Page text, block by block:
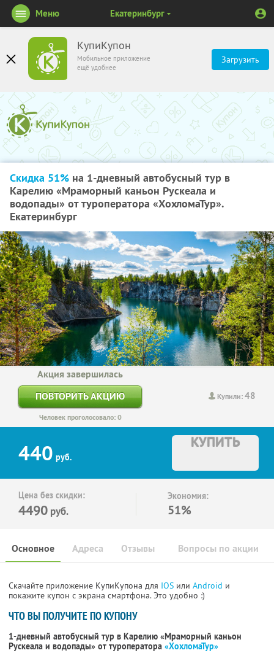
КупиКупон
Мобильное приложение
ещё удобнее
Загрузить
Меню Екатеринбург
Скидка 51% на 1-дневный автобусный тур в
Карелию «Мраморный каньон Рускеала и
водопады» от туроператора «ХохломаТур».
Екатеринбург
Купили:48
Акция завершилась
ПОВТОРИТЬ АКЦИЮ
Человек проголосовало: 0
440 руб.
КУПИТЬ
Цена без скидки:
4490 руб.
Экономия:
51%
Основное Отзывы Вопросы по акции
Адреса
Скачайте приложение КупиКупона для IOS или Android и
покажите купон с экрана смартфона. Это удобно :)
ЧТО ВЫ ПОЛУЧИТЕ ПО КУПОНУ
1-дневный автобусный тур в Карелию «Мраморный каньон
Рускеала и водопады» от туроператора «ХохломаТур»